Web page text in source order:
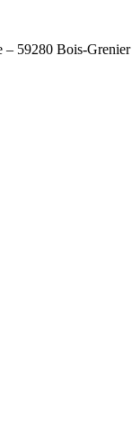
– 59280 Bois-Grenier